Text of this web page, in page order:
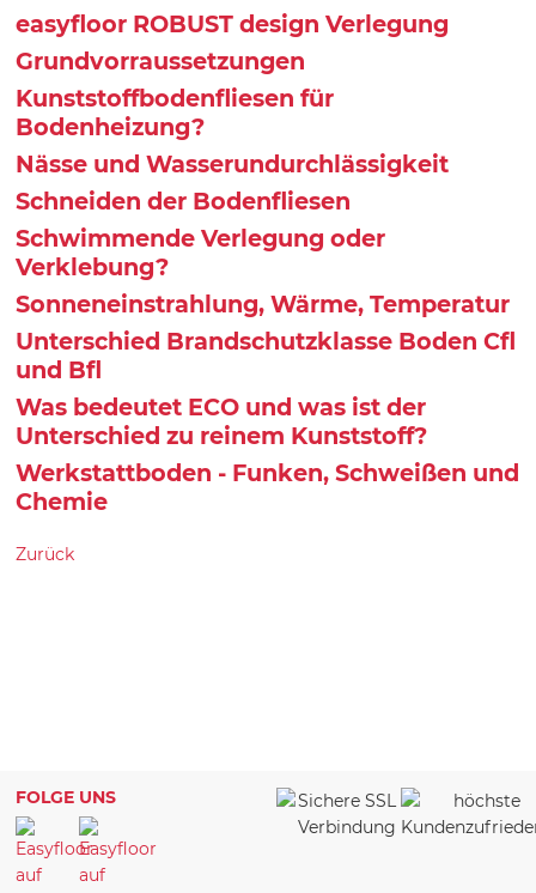
easyfloor ROBUST design Verlegung
Grundvorraussetzungen
Kunststoffbodenfliesen für
Bodenheizung?
Nässe und Wasserundurchlässigkeit
Schneiden der Bodenfliesen
Schwimmende Verlegung oder
Verklebung?
Sonneneinstrahlung, Wärme, Temperatur
Unterschied Brandschutzklasse Boden Cfl
und Bfl
Was bedeutet ECO und was ist der
Unterschied zu reinem Kunststoff?
Werkstattboden - Funken, Schweißen und
Chemie
Zurück
FOLGE UNS